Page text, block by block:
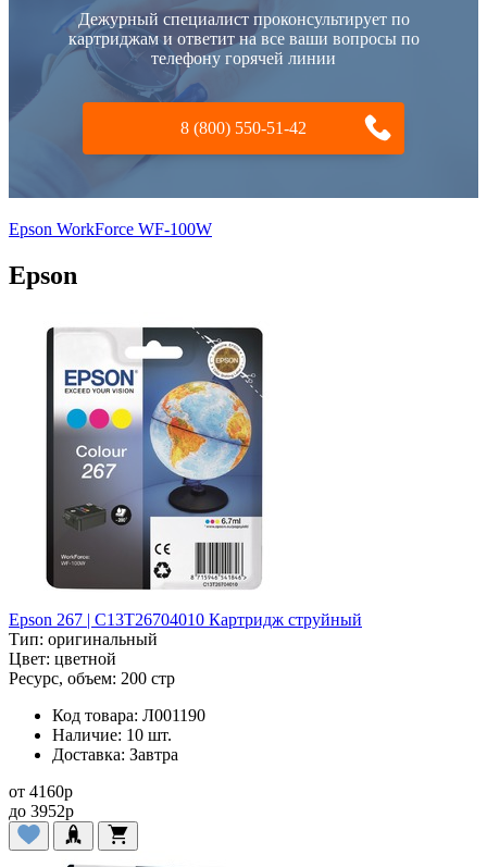
Дежурный специалист проконсультирует по
картриджам и ответит на все ваши вопросы по
телефону горячей линии
8 (800) 550-51-42
Epson WorkForce WF-100W
Epson
Epson 267 | C13T26704010 Картридж струйный
Тип: оригинальный
Цвет: цветной
Ресурс, объем: 200 стр
Код товара: Л001190
Наличие: 10 шт.
Доставка: Завтра
от 4160p
до 3952p